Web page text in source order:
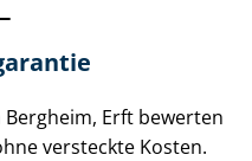
Erft bewerten
versteckte Kosten.